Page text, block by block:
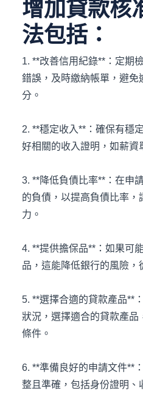
增加貸款核
法包括：
1. **改善信用紀錄**：定期
錯誤，及時繳納帳單，避免
分。
2. **穩定收入**：確保有穩
好相關的收入證明，如薪資
3. **降低負債比率**：在申
的負債，以提高負債比率，
力。
4. **提供擔保品**：如果可
品，這能降低銀行的風險，
5. **選擇合適的貸款產品**
狀況，選擇適合的貸款產品
條件。
6. **準備良好的申請文件**
整且準確，包括身份證明、